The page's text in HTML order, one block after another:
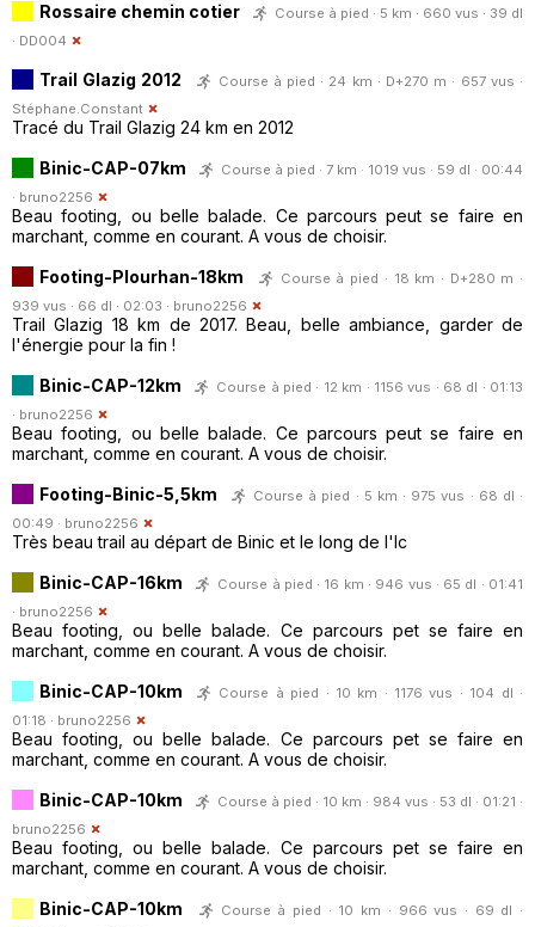
Rossaire chemin cotier
Course à pied · 5 km · 660 vus · 39 dl
· DD004
Trail Glazig 2012
Course à pied · 24 km · D+270 m · 657 vus ·
Stéphane.Constant
Tracé du Trail Glazig 24 km en 2012
Binic-CAP-07km
Course à pied · 7 km · 1019 vus · 59 dl · 00:44
· bruno2256
Beau footing, ou belle balade. Ce parcours peut se faire en
marchant, comme en courant. A vous de choisir.
Footing-Plourhan-18km
Course à pied · 18 km · D+280 m ·
939 vus · 66 dl · 02:03 · bruno2256
Trail Glazig 18 km de 2017. Beau, belle ambiance, garder de
l'énergie pour la fin !
Binic-CAP-12km
Course à pied · 12 km · 1156 vus · 68 dl · 01:13
· bruno2256
Beau footing, ou belle balade. Ce parcours peut se faire en
marchant, comme en courant. A vous de choisir.
Footing-Binic-5,5km
Course à pied · 5 km · 975 vus · 68 dl ·
00:49 · bruno2256
Très beau trail au départ de Binic et le long de l'Ic
Binic-CAP-16km
Course à pied · 16 km · 946 vus · 65 dl · 01:41
· bruno2256
Beau footing, ou belle balade. Ce parcours pet se faire en
marchant, comme en courant. A vous de choisir.
Binic-CAP-10km
Course à pied · 10 km · 1176 vus · 104 dl ·
01:18 · bruno2256
Beau footing, ou belle balade. Ce parcours pet se faire en
marchant, comme en courant. A vous de choisir.
Binic-CAP-10km
Course à pied · 10 km · 984 vus · 53 dl · 01:21 ·
bruno2256
Beau footing, ou belle balade. Ce parcours pet se faire en
marchant, comme en courant. A vous de choisir.
Binic-CAP-10km
Course à pied · 10 km · 966 vus · 69 dl ·